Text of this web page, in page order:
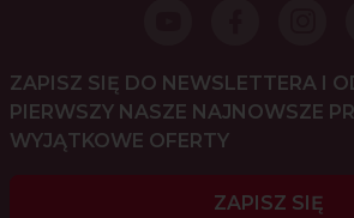
ZAPISZ SIĘ DO NEWSLETTERA I
PIERWSZY NASZE NAJNOWSZE
WYJĄTKOWE OFERTY
ZAPISZ SIĘ